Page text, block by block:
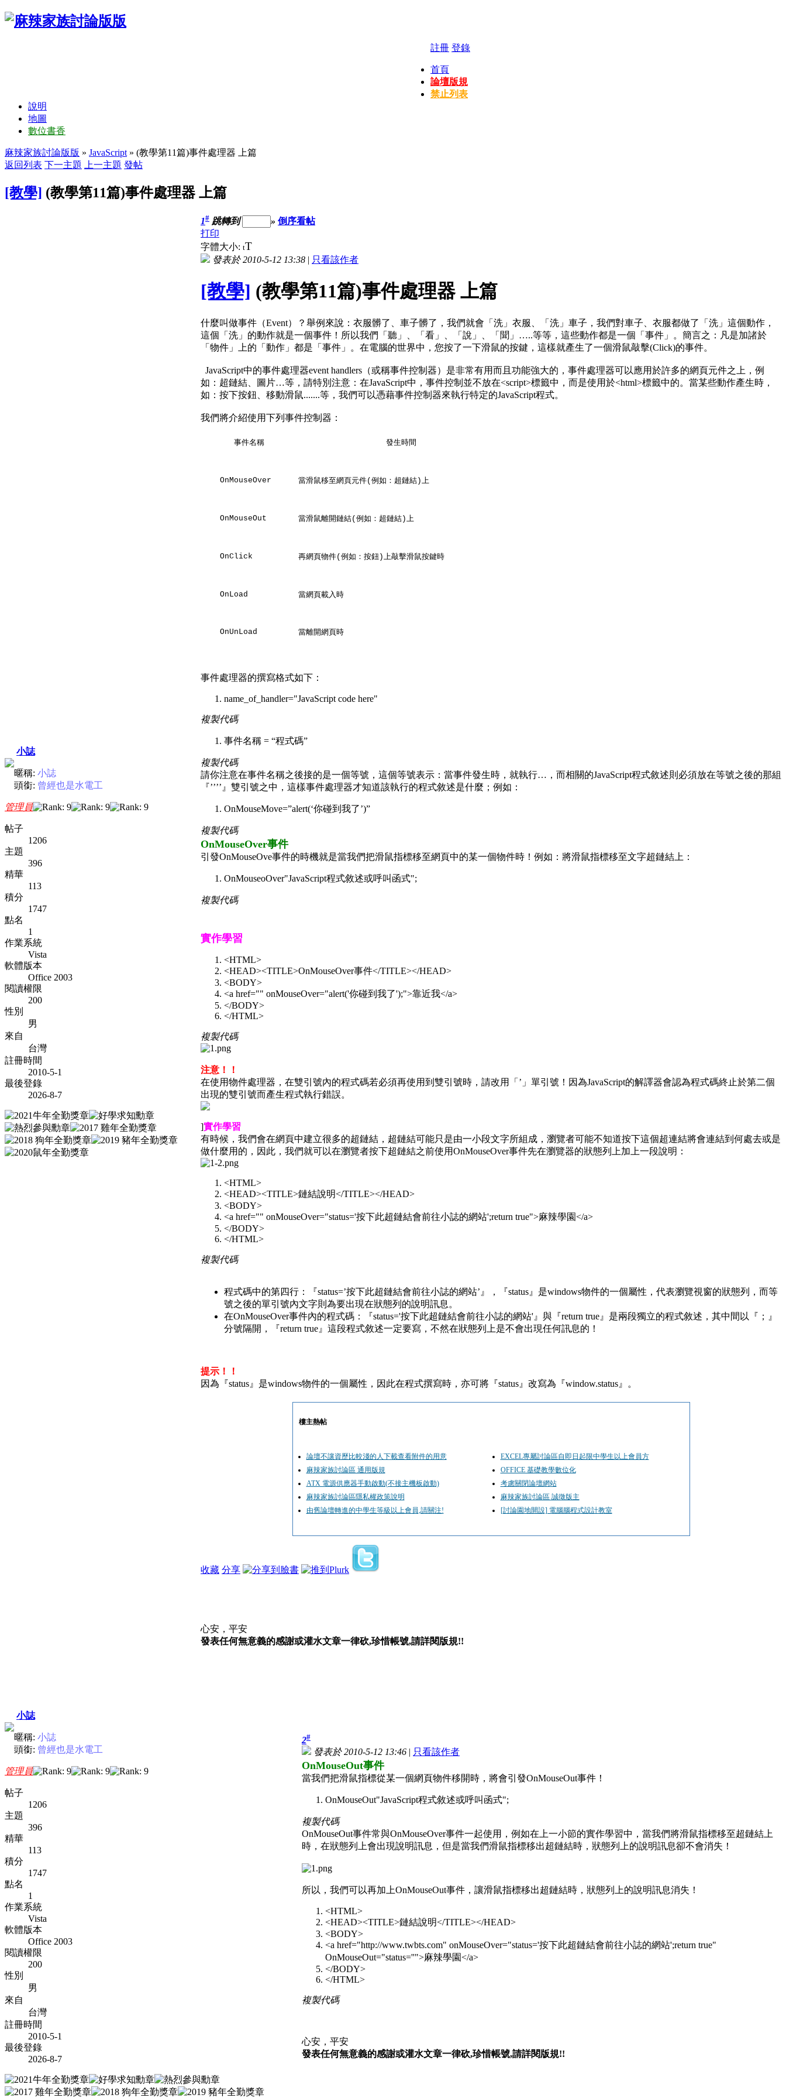
註冊 登錄
首頁
論壇版規
禁止列表
說明
地圖
數位書香
麻辣家族討論版版 » JavaScript » (教學第11篇)事件處理器 上篇
返回列表 下一主題 上一主題 發帖
[教學] (教學第11篇)事件處理器 上篇
小誌
暱稱: 小誌
頭銜: 曾經也是水電工
管理員
帖子
1206
主題
396
精華
113
積分
1747
點名
1
作業系統
Vista
軟體版本
Office 2003
閱讀權限
200
性別
男
來自
台灣
註冊時間
2010-5-1
最後登錄
2026-8-7
1# 跳轉到 » 倒序看帖
打印
字體大小: tT
發表於 2010-5-12 13:38 | 只看該作者
[教學] (教學第11篇)事件處理器 上篇
什麼叫做事件（Event）？舉例來說：衣服髒了、車子髒了，我們就會「洗」衣服、「洗」車子，我們對車子、衣服都做了「洗」這個動作，
這個「洗」的動作就是一個事件！所以我們「聽」、「看」、「說」、「聞」…..等等，這些動作都是一個「事件」。簡言之：凡是加諸於
「物件」上的「動作」都是「事件」。在電腦的世界中，您按了一下滑鼠的按鍵，這樣就產生了一個滑鼠敲擊(Click)的事件。
JavaScript中的事件處理器event handlers（或稱事件控制器）是非常有用而且功能強大的，事件處理器可以應用於許多的網頁元件之上，例
如：超鏈結、圖片…等，請特別注意：在JavaScript中，事件控制並不放在<script>標籤中，而是使用於<html>標籤中的。當某些動作產生時，
如：按下按鈕、移動滑鼠.......等，我們可以憑藉事件控制器來執行特定的JavaScript程式。
我們將介紹使用下列事件控制器：
事件名稱 發生時間
OnMouseOver 當滑鼠移至網頁元件( 例如：超鏈結 ) 上
OnMouseOut 當滑鼠離開鏈結( 例如：超鏈結 ) 上
OnClick 再網頁物件( 例如：按鈕 ) 上敲擊滑鼠按鍵時
OnLoad 當網頁載入時
OnUnLoad 當離開網頁時
事件處理器的撰寫格式如下：
name_of_handler="JavaScript code here"
複製代碼
事件名稱 = “程式碼”
複製代碼
請你注意在事件名稱之後接的是一個等號，這個等號表示：當事件發生時，就執行…，而相關的JavaScript程式敘述則必須放在等號之後的那組
『’’’’』雙引號之中，這樣事件處理器才知道該執行的程式敘述是什麼；例如：
OnMouseMove=”alert(‘你碰到我了’)”
複製代碼
OnMouseOver事件
引發OnMouseOve事件的時機就是當我們把滑鼠指標移至網頁中的某一個物件時！例如：將滑鼠指標移至文字超鏈結上：
OnMouseoOver"JavaScript程式敘述或呼叫函式";
複製代碼
實作學習
<HTML>
<HEAD><TITLE>OnMouseOver事件</TITLE></HEAD>
<BODY>
<a href="" onMouseOver="alert('你碰到我了');">靠近我</a>
</BODY>
</HTML>
複製代碼
注意！！
在使用物件處理器，在雙引號內的程式碼若必須再使用到雙引號時，請改用「’」單引號！因為JavaScript的解譯器會認為程式碼終止於第二個
出現的雙引號而產生程式執行錯誤。
]實作學習
有時候，我們會在網頁中建立很多的超鏈結，超鏈結可能只是由一小段文字所組成，瀏覽者可能不知道按下這個超連結將會連結到何處去或是
做什麼用的，因此，我們就可以在瀏覽者按下超鏈結之前使用OnMouseOver事件先在瀏覽器的狀態列上加上一段說明：
<HTML>
<HEAD><TITLE>鏈結說明</TITLE></HEAD>
<BODY>
<a href="" onMouseOver="status='按下此超鏈結會前往小誌的網站';return true">麻辣學園</a>
</BODY>
</HTML>
複製代碼
程式碼中的第四行：『status=’按下此超鏈結會前往小誌的網站’』，『status』是windows物件的一個屬性，代表瀏覽視窗的狀態列，而等
號之後的單引號內文字則為要出現在狀態列的說明訊息。
在OnMouseOver事件內的程式碼：『status='按下此超鏈結會前往小誌的網站'』與『return true』是兩段獨立的程式敘述，其中間以『；』
分號隔開，『return true』這段程式敘述一定要寫，不然在狀態列上是不會出現任何訊息的！
提示！！
因為『status』是windows物件的一個屬性，因此在程式撰寫時，亦可將『status』改寫為『window.status』。
樓主熱帖
論壇不讓資歷比較淺的人下載查看附件的用意
EXCEL專屬討論區自即日起限中學生以上會員方
麻辣家族討論區 通用版規
OFFICE 基礎教學數位化
ATX 電源供應器手動啟動(不接主機板啟動)
考慮關閉論壇網站
麻辣家族討論區隱私權政策說明
麻辣家族討論區 誠徵版主
由舊論壇轉進的中學生等級以上會員,請關注!
[討論園地開設] 電腦腦程式設計教室
收藏 分享
心安，平安
發表任何無意義的感謝或灌水文章一律砍,珍惜帳號,請詳閱版規!!
小誌
暱稱: 小誌
頭銜: 曾經也是水電工
管理員
帖子
1206
主題
396
精華
113
積分
1747
點名
1
作業系統
Vista
軟體版本
Office 2003
閱讀權限
200
性別
男
來自
台灣
註冊時間
2010-5-1
最後登錄
2026-8-7
2#
發表於 2010-5-12 13:46 | 只看該作者
OnMouseOut事件
當我們把滑鼠指標從某一個網頁物件移開時，將會引發OnMouseOut事件！
OnMouseOut"JavaScript程式敘述或呼叫函式";
複製代碼
OnMouseOut事件常與OnMouseOver事件一起使用，例如在上一小節的實作學習中，當我們將滑鼠指標移至超鏈結上
時，在狀態列上會出現說明訊息，但是當我們滑鼠指標移出超鏈結時，狀態列上的說明訊息卻不會消失！
所以，我們可以再加上OnMouseOut事件，讓滑鼠指標移出超鏈結時，狀態列上的說明訊息消失！
<HTML>
<HEAD><TITLE>鏈結說明</TITLE></HEAD>
<BODY>
<a href="http://www.twbts.com" onMouseOver="status='按下此超鏈結會前往小誌的網站';return true"
OnMouseOut="status=''">麻辣學園</a>
</BODY>
</HTML>
複製代碼
心安，平安
發表任何無意義的感謝或灌水文章一律砍,珍惜帳號,請詳閱版規!!